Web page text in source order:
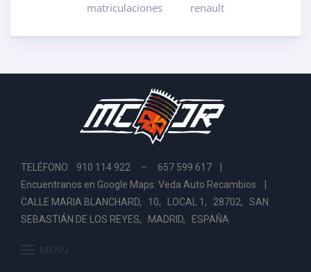
matriculaciones renault
TELÉFONO: 910 114 922 – 657 599 617 |
Encuentranos en Google Maps: Veda Auto Recambios
CALLE MARIA BLANCHARD, 10, LOCAL 1, 28702, SAN
SEBASTIÁN DE LOS REYES, MADRID, ESPAÑA
MENU